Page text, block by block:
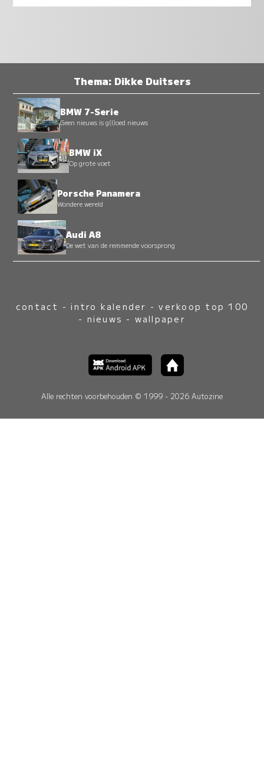
Thema: Dikke Duitsers
BMW 7-Serie
Geen nieuws is g(l)oed nieuws
BMW iX
Op grote voet
Porsche Panamera
Wondere wereld
Audi A8
De wet van de remmende voorsprong
contact -intro kalender -verkoop top 100
- nieuws - wallpaper
Alle rechten voorbehouden © 1999 - 2026 Autozine